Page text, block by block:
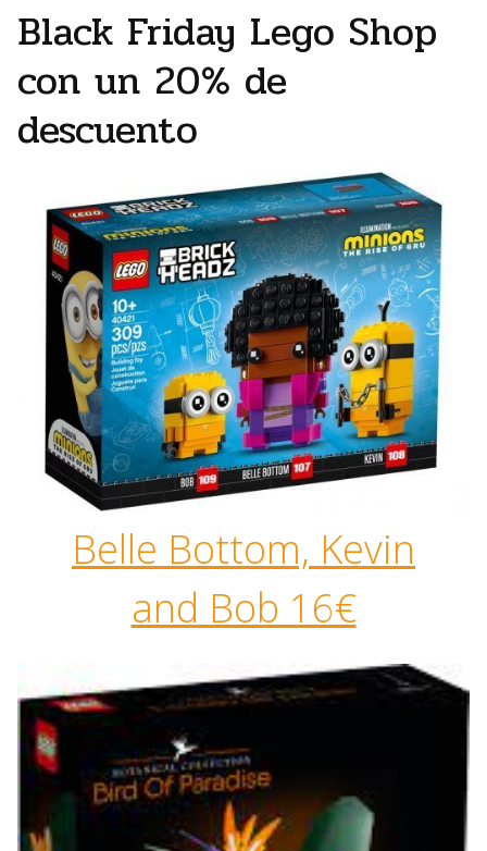
Black Friday Lego Shop
con un 20% de
descuento
Belle Bottom, Kevin
and Bob 16€